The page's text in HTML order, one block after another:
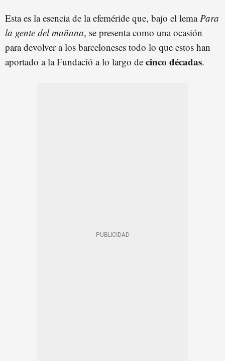
Esta es la esencia de la efeméride que, bajo el lemaPara
la gente del mañana, se presenta como una ocasión
para devolver a los barceloneses todo lo que estos han
aportado a la Fundació a lo largo de cinco décadas.